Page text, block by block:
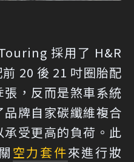
採用了 H&R
20 後 21 吋圈胎配
，反而是煞車系統
牌自家碳纖維複合
受更高的負荷。此
空力套件來進行妝